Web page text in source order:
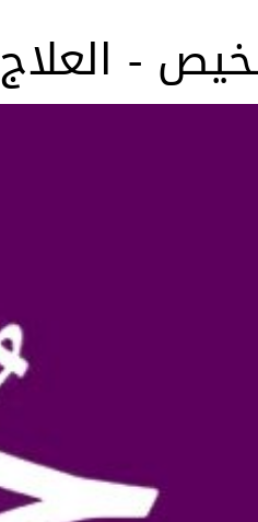
- العلاج